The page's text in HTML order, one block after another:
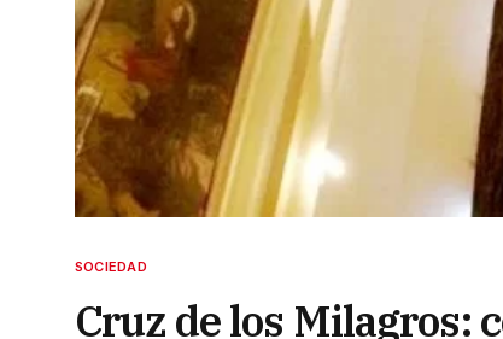
SOCIEDAD
Cruz de los Milagros: